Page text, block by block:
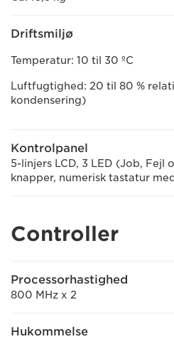
Driftsmiljø
Temperatur: 10 til 30 ºC
Luftfugtighed: 20 til 80 %
kondensering)
Kontrolpanel
5-linjers LCD, 3 LED (Job, Fejl
knapper, numerisk tastatur
Controller
Processorhastighed
800 MHz x 2
Hukommelse